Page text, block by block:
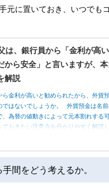
元に置いておき、いつでも
は、銀行員から「金利が高
から安全」と言いますが、
解説
ら金利が高いと勧められたから、外
ではないでしょうか。 外貨預金は名
、為替の値動きによって元本割れす
ておきたい注意点を分かりやすく解説し
間をどう考えるか。